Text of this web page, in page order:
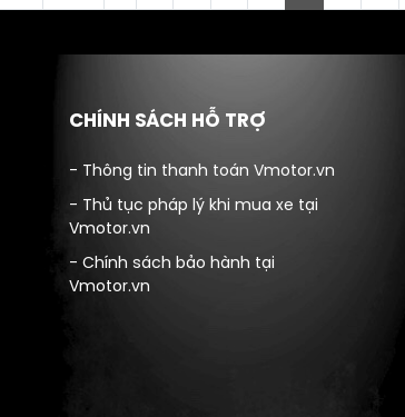
CHÍNH SÁCH HỖ TRỢ
- Thông tin thanh toán Vmotor.vn
- Thủ tục pháp lý khi mua xe tại
Vmotor.vn
- Chính sách bảo hành tại
Vmotor.vn